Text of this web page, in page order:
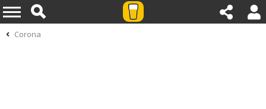
Corona